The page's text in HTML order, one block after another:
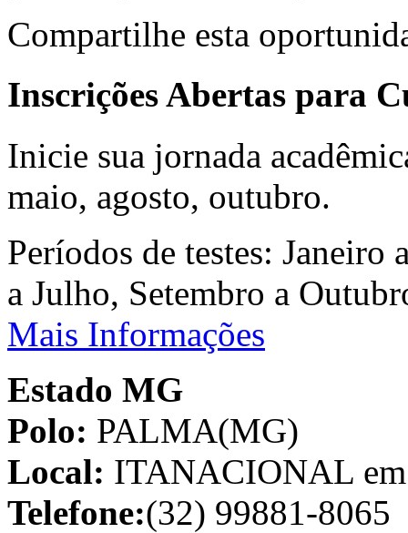
Compartilhe esta
Inscrições Abertas para
Inicie sua jornada
maio, agosto, outubro.
Períodos de testes:
a Julho, Setembro a
Mais Informações
Estado MG
Polo: PALMA(MG)
Local: ITANACIONAL
Telefone:(32) 99881-8065